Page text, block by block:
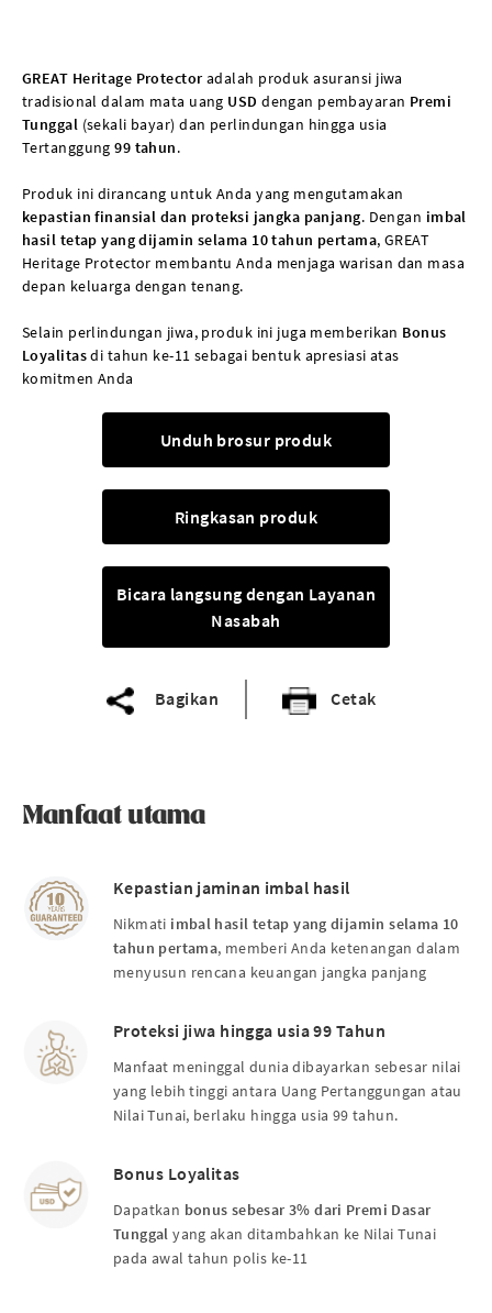
GREAT Heritage Protectoradalah produk asuransi jiwa
tradisional dalam mata uang USD dengan pembayaran Premi
Tunggal (sekali bayar) dan perlindungan hingga usia
Tertanggung99 tahun.
Produk ini dirancang untuk Anda yang mengutamakan
kepastian finansial dan proteksi jangka panjang. Dengan imbal
hasil tetap yang dijamin selama 10 tahun pertama, GREAT
Heritage Protector membantu Anda menjaga warisan dan masa
depan keluarga dengan tenang.
Selain perlindungan jiwa, produk ini juga memberikan Bonus
Loyalitasdi tahun ke-11 sebagai bentuk apresiasi atas
komitmen Anda
Unduh brosur produk
Ringkasan produk
Bicara langsung dengan Layanan
Nasabah
Bagikan Cetak
Manfaat utama
Kepastian jaminan imbal hasil
Nikmati imbal hasil tetap yang dijamin selama 10
tahun pertama, memberi Anda ketenangan dalam
menyusun rencana keuangan jangka panjang
Proteksi jiwa hingga usia 99 Tahun
Manfaat meninggal dunia dibayarkan sebesar nilai
yang lebih tinggi antara Uang Pertanggungan atau
Nilai Tunai, berlaku hingga usia 99 tahun.
Bonus Loyalitas
Dapatkan bonus sebesar 3% dari Premi Dasar
Tunggal yang akan ditambahkan ke Nilai Tunai
pada awal tahun polis ke-11